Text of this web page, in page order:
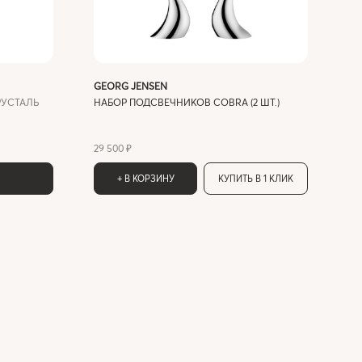
GEORG JENSEN
НАБОР ПОДСВЕЧНИКОВ COBRA (2 ШТ.)
29 500 ₽
+ В КОРЗИНУ КУПИТЬ В 1 КЛИК